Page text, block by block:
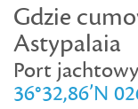
Gdzie
Astypalaia
Port
36°32,86’N